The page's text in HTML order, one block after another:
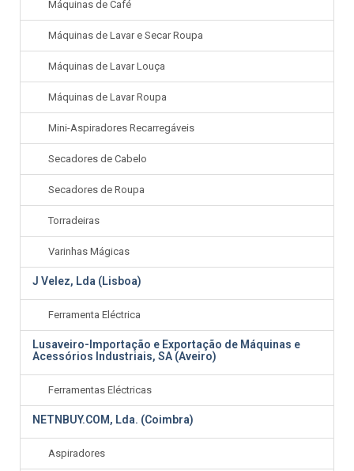
Máquinas de Café
Máquinas de Lavar e Secar Roupa
Máquinas de Lavar Louça
Máquinas de Lavar Roupa
Mini-Aspiradores Recarregáveis
Secadores de Cabelo
Secadores de Roupa
Torradeiras
Varinhas Mágicas
J Velez, Lda (Lisboa)
Ferramenta Eléctrica
Lusaveiro-Importação e Exportação de Máquinas e
Acessórios Industriais, SA (Aveiro)
Ferramentas Eléctricas
NETNBUY.COM, Lda. (Coimbra)
Aspiradores